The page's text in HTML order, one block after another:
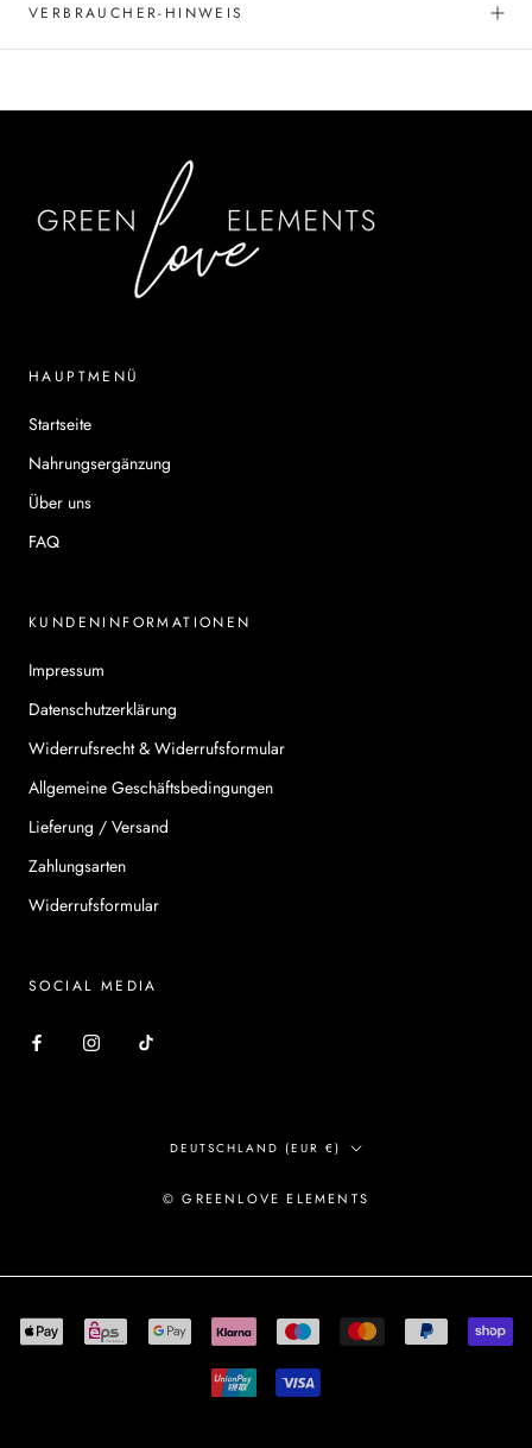
VERBRAUCHER-HINWEIS
HAUPTMENÜ
Startseite
Nahrungsergänzung
Über uns
FAQ
KUNDENINFORMATIONEN
Impressum
Datenschutzerklärung
Widerrufsrecht & Widerrufsformular
Allgemeine Geschäftsbedingungen
Lieferung / Versand
Zahlungsarten
Widerrufsformular
SOCIAL MEDIA
Land/Region
DEUTSCHLAND (EUR €)
© GREENLOVE ELEMENTS